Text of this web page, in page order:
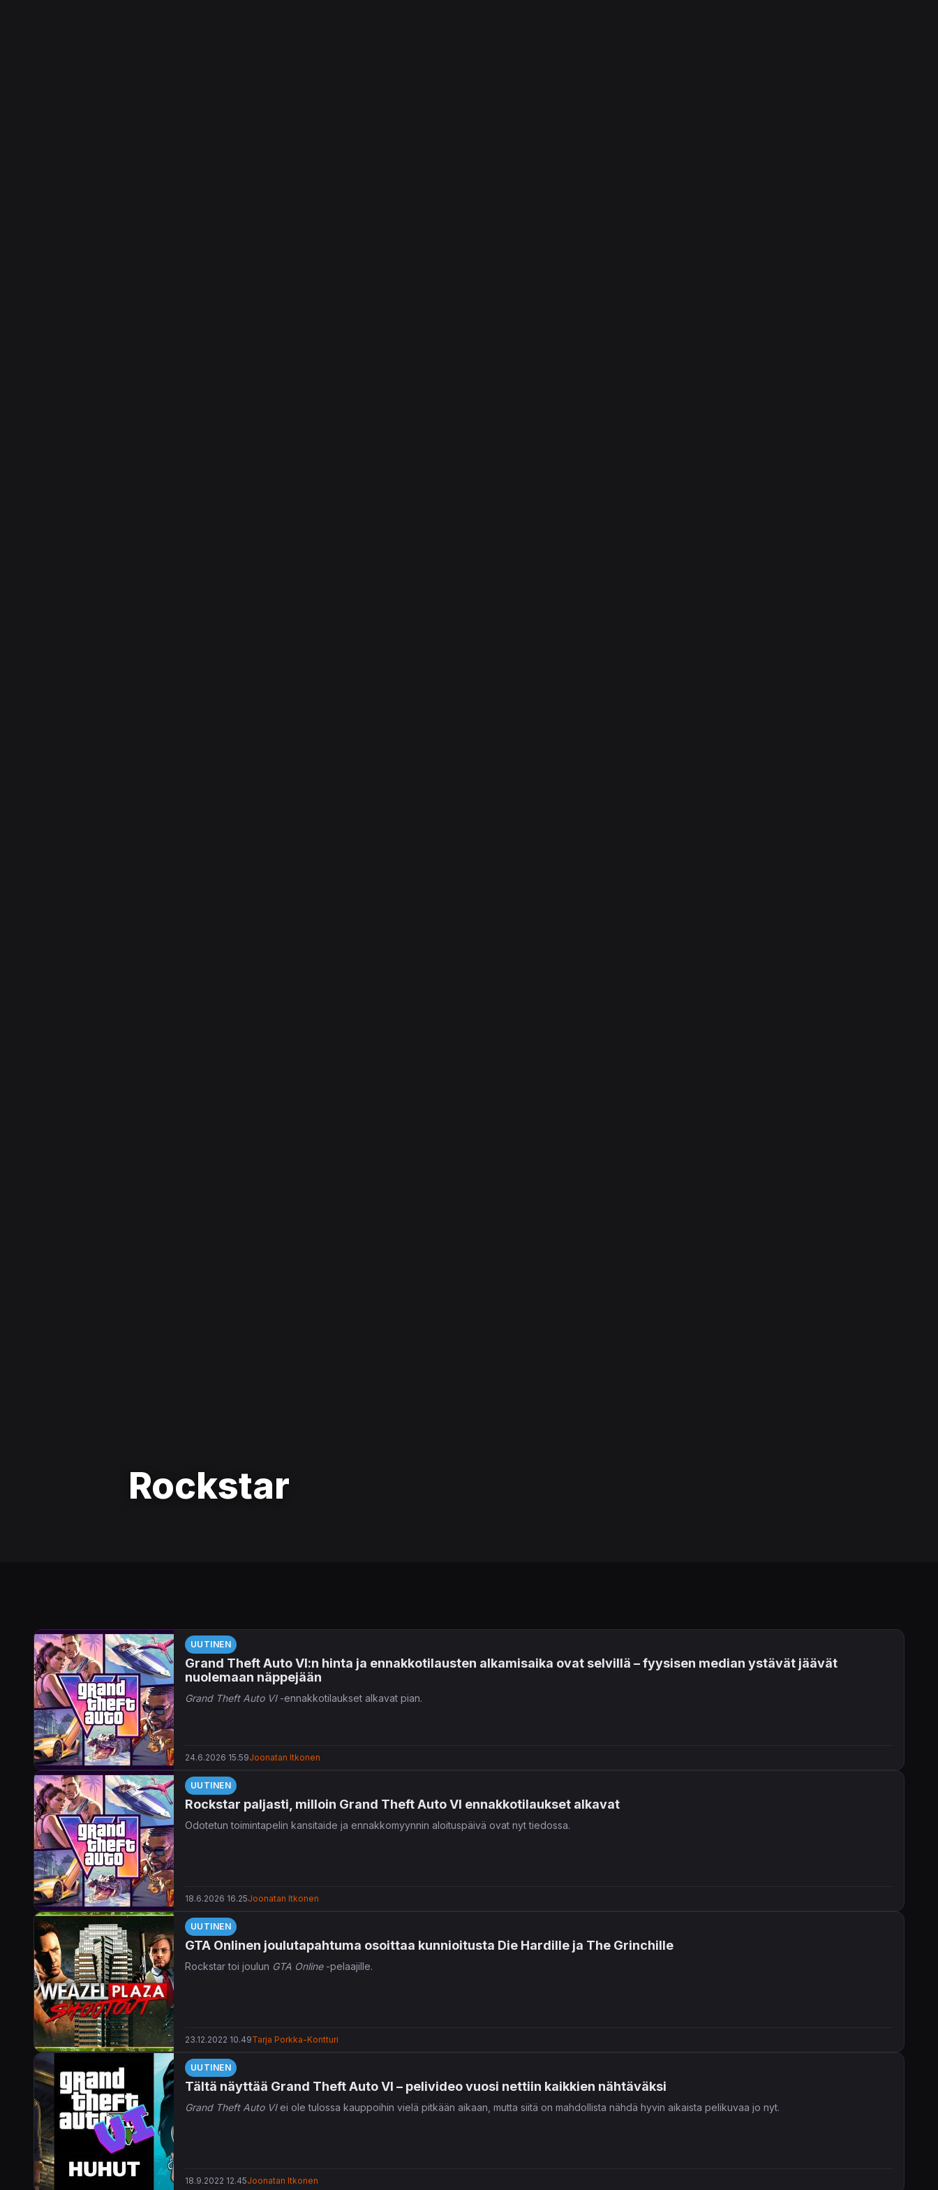
Rockstar
UUTINEN
Grand Theft Auto VI:n hinta ja ennakkotilausten alkamisaika ovat selvillä – fyysisen median ystävät jäävät
nuolemaan näppejään
Grand Theft Auto VI-ennakkotilaukset alkavat pian.
24.6.2026 15.59Joonatan Itkonen
UUTINEN
Rockstar paljasti, milloin Grand Theft Auto VI ennakkotilaukset alkavat
Odotetun toimintapelin kansitaide ja ennakkomyynnin aloituspäivä ovat nyt tiedossa.
18.6.2026 16.25Joonatan Itkonen
UUTINEN
GTA Onlinen joulutapahtuma osoittaa kunnioitusta Die Hardille ja The Grinchille
Rockstar toi joulun GTA Online -pelaajille.
23.12.2022 10.49Tarja Porkka-Kontturi
UUTINEN
Tältä näyttää Grand Theft Auto VI – pelivideo vuosi nettiin kaikkien nähtäväksi
Grand Theft Auto VIei ole tulossa kauppoihin vielä pitkään aikaan, mutta siitä on mahdollista nähdä hyvin aikaista pelikuvaa jo nyt.
18.9.2022 12.45Joonatan Itkonen